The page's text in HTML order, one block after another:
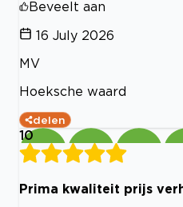
Beveelt aan
16 July 2026
MV
Hoeksche waard
delen
10
Prima kwaliteit prijs